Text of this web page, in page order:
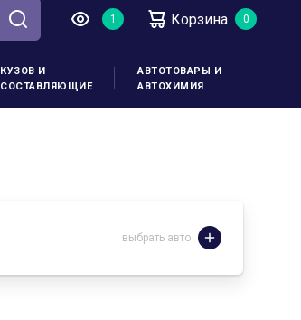
Корзина
КУЗОВ И
СОСТАВЛЯЮЩИЕ
АВТОТОВАРЫ И
АВТОХИМИЯ
выбрать авто